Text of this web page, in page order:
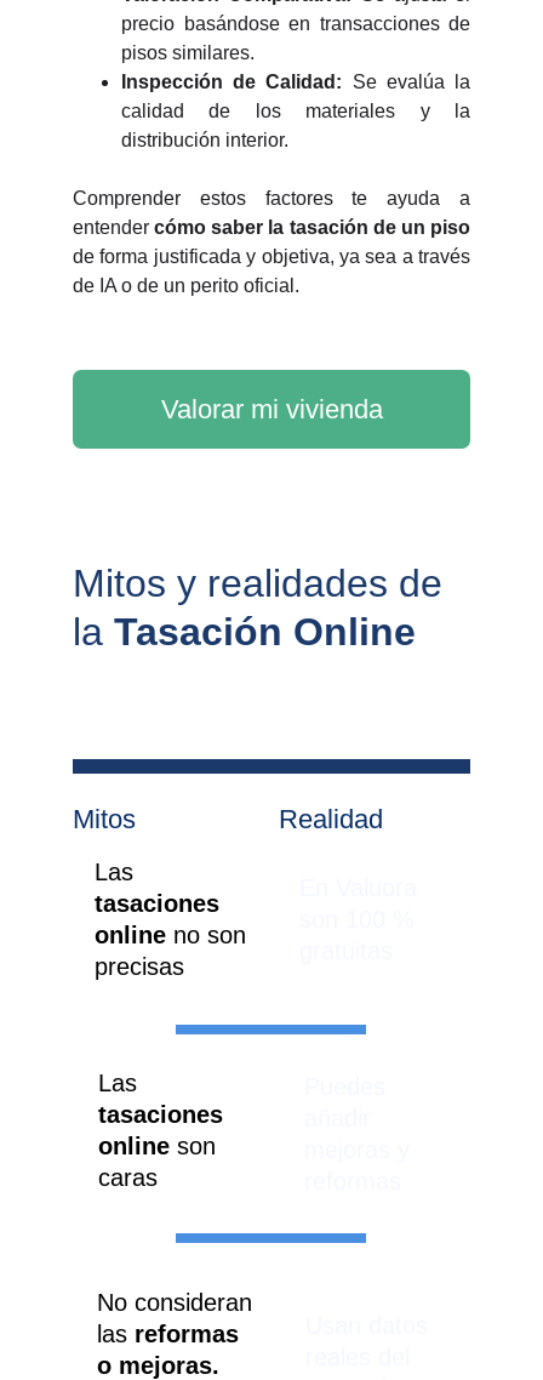
precio basándose en transacciones de
pisos similares.
Inspección de Calidad: Se evalúa la
calidad de los materiales y la
distribución interior.
Comprender estos factores te ayuda a
entendercómo saber la tasación de un piso
de forma justificada y objetiva, ya sea a través
de IA o de un perito oficial.
Valorar mi vivienda
Mitos y realidades de
la Tasación Online
Mitos Realidad
Las
tasaciones
online no son
precisas
Las
tasaciones
online son
caras
No consideran
las reformas
o mejoras.